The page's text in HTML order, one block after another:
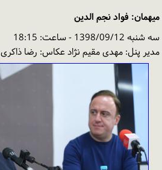
اخبار
گزارش تصویری
نقد و بررسی
پخش اینترنتی
نظرسنجی
میهمان: فواد نجم الدین
سه شنبه 1398/09/12 - ساعت: 18:15
مدیر پنل: مهدی مقیم نژاد عکاس: رضا ذاکری